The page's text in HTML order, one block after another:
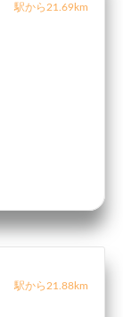
駅から21.69km
駅から21.88km